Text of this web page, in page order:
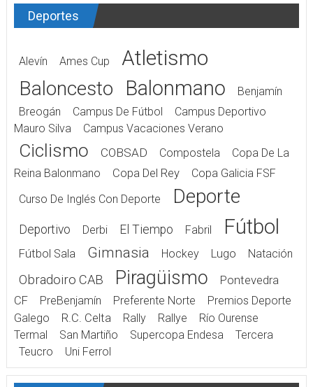
Deportes
Alevín Ames Cup Atletismo
Baloncesto Balonmano
Benjamín
Breogán
Campus De Fútbol
Campus Deportivo
Mauro Silva
Campus Vacaciones Verano
Ciclismo COBSAD Compostela
Copa De La
Reina Balonmano
Copa Del Rey
Copa Galicia FSF
Curso De Inglés Con Deporte
Deporte
Deportivo Derbi El Tiempo Fabril Fútbol
Fútbol Sala Gimnasia Hockey Lugo Natación
Obradoiro CAB Piragüismo
Pontevedra
CF
PreBenjamín Preferente Norte
Premios Deporte
Galego
R.C. Celta Rally Rallye
Río Ourense
Termal
San Martiño Supercopa Endesa
Tercera
Teucro
Uni Ferrol